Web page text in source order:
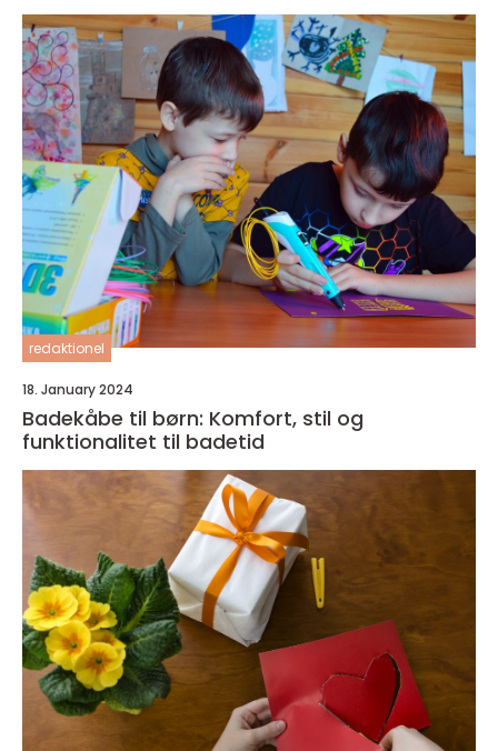
forskellige temaer, herunder fantasi, even...
redaktionel
18. January 2024
Badekåbe til børn: Komfort, stil og
funktionalitet til badetid